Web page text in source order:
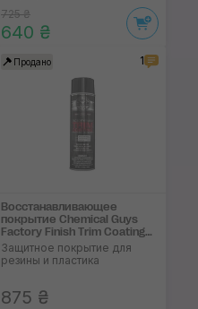
725 ₴
640 ₴
Продано 1
Восстанавливающее
покрытие Chemical Guys
Factory Finish Trim Coating
And Protectant
Защитное покрытие для
резины и пластика
875 ₴